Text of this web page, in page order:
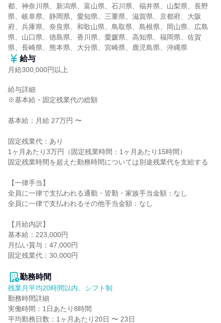
都、神奈川県、新潟県、富山県、石川県、福井県、山梨県、長野
県、岐阜県、静岡県、愛知県、三重県、滋賀県、京都府、大阪
府、兵庫県、奈良県、和歌山県、鳥取県、島根県、岡山県、広島
県、山口県、徳島県、香川県、愛媛県、高知県、福岡県、佐賀
県、長崎県、熊本県、大分県、宮崎県、鹿児島県、沖縄県
給与
月給300,000円以上
給与詳細
※基本給・固定残業代の総額
基本給：月給 27万円 〜
固定残業代：あり
1ヶ月あたり3万円（固定残業時間：1ヶ月あたり15時間）
固定残業時間を超えた勤務時間については別途残業代を支給する
【一律手当】
全員に一律で支払われる通勤・皆勤・家族手当金額：なし
全員に一律で支払われるその他手当金額：なし
【月給内訳】
基本給：223,000円
月払い賞与：47,000円
固定残業代：30,000円
勤務時間
残業月平均20時間以内、シフト制
勤務時間詳細
実働時間：1日あたり8時間
平均勤務日数：1ヶ月あたり20日 〜 23日